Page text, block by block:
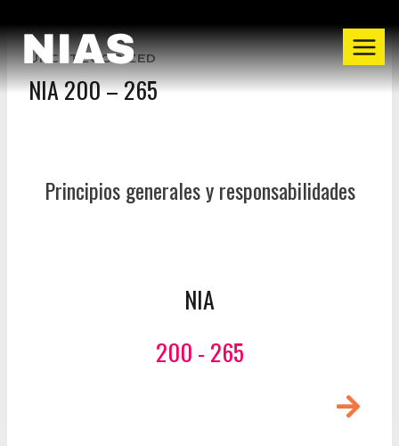
UNCATEGORIZED
NIA 200 – 265
Principios generales y responsabilidades
NIA
200 - 265